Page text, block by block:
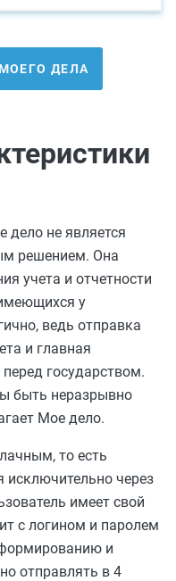
ДЕЛА
дело не является
решением. Она
учета и отчетности
у
ведь отправка
и главная
государством.
быть неразрывно
Мое дело.
то есть
исключительно через
имеет свой
с логином и паролем
и
отправлять в 4